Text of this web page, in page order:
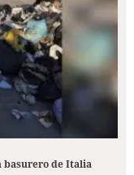
de Italia